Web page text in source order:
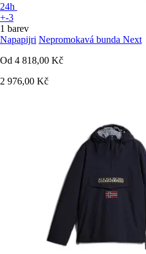
24h
+-3
1 barev
Napapijri Nepromokavá bunda Next
Od 4 818,00 Kč
2 976,00 Kč